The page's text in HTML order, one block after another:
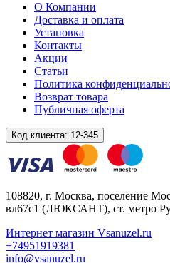
О Компании
Доставка и оплата
Установка
Контакты
Акции
Статьи
Политика
Возврат товара
Публичная оферта
Код клиента: 12-345
108820, г. Москва, поселение
вл67с1 (ЛЮКСАНТ), ст. метро
Интернет магазин Vsanuzel.ru
+74951919381
info@vsanuzel.ru